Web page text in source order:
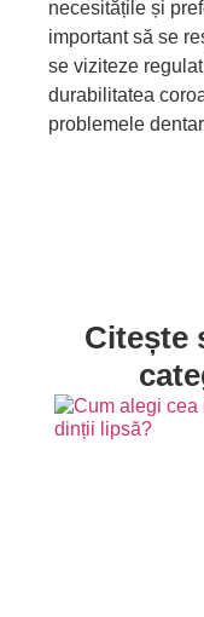
necesitățile și
important să se
se viziteze
durabilitatea
problemele
Citește